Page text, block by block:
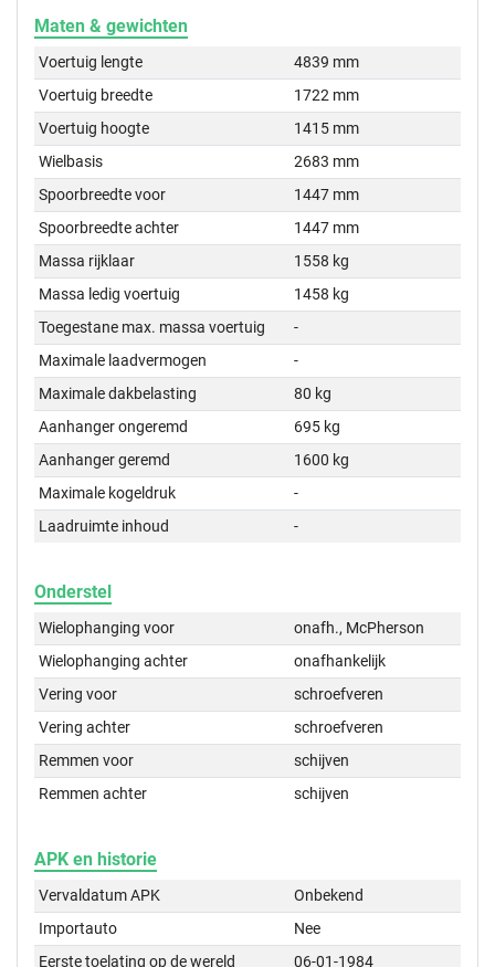
Maten & gewichten
Voertuig lengte
4839 mm
Voertuig breedte
1722 mm
Voertuig hoogte
1415 mm
Wielbasis
2683 mm
Spoorbreedte voor
1447 mm
Spoorbreedte achter
1447 mm
Massa rijklaar
1558 kg
Massa ledig voertuig
1458 kg
Toegestane max. massa voertuig
-
Maximale laadvermogen
-
Maximale dakbelasting
80 kg
Aanhanger ongeremd
695 kg
Aanhanger geremd
1600 kg
Maximale kogeldruk
-
Laadruimte inhoud
-
Onderstel
Wielophanging voor
onafh., McPherson
Wielophanging achter
onafhankelijk
Vering voor
schroefveren
Vering achter
schroefveren
Remmen voor
schijven
Remmen achter
schijven
APK en historie
Vervaldatum APK
Onbekend
Importauto
Nee
Eerste toelating op de wereld
06-01-1984